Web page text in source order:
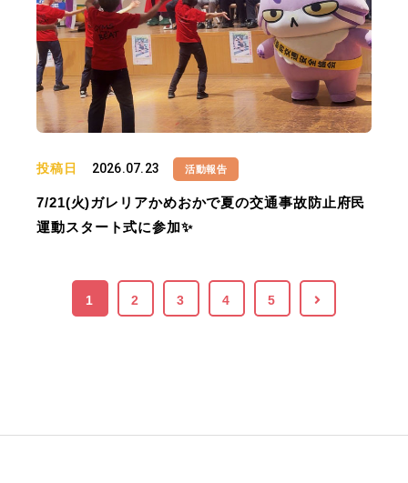
投稿日 2026.07.23 活動報告
7/21(火)ガレリアかめおかで夏の交通事故防止府民
運動スタート式に参加✨
1 2 3 4 5